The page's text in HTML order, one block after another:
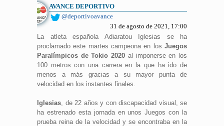
AVANCE DEPORTIVO
@deportivoavance
31 de agosto de 2021, 17:00
La atleta española Adiaratou Iglesias se ha
proclamado este martes campeona en los Juegos
Paralímpicos de Tokio 2020 al imponerse en los
100 metros con una carrera en la que ha ido de
menos a más gracias a su mayor punta de
velocidad en los instantes finales.
Iglesias , de 22 años y con discapacidad visual, se
ha estrenado esta jornada en unos Juegos con la
prueba reina de la velocidad y se encontraba en la